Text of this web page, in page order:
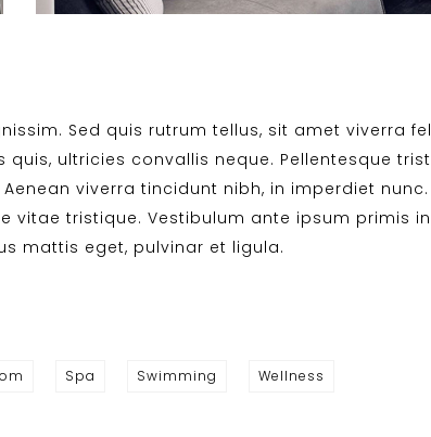
Sed quis rutrum tellus, sit amet viverra
ultricies convallis neque. Pellentesque
viverra tincidunt nibh, in imperdiet
tristique. Vestibulum ante ipsum primis
mattis eget, pulvinar et ligula.
Spa Swimming Wellness